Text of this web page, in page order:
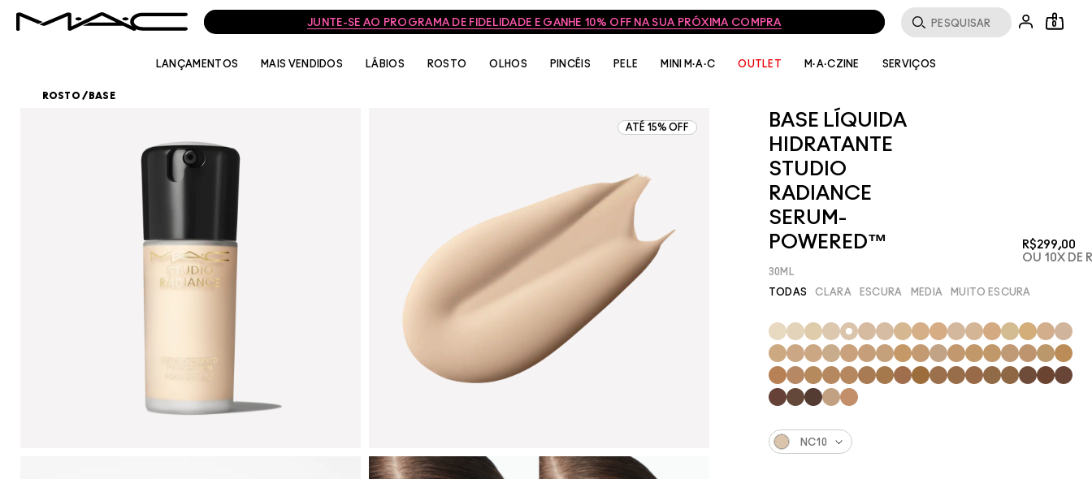
JUNTE-SE AO PROGRAMA DE FIDELIDADE E GANHE 10% OFF NA SUA PRÓXIMA COMPRA 0
LANÇAMENTOS MAIS VENDIDOS LÁBIOS ROSTO OLHOS PINCÉIS PELE MINI M·A·C OUTLET M·A·CZINE SERVIÇOS
ROSTO / BASE
ATÉ 15% OFF
BASE LÍQUIDA
HIDRATANTE
STUDIO
RADIANCE
SERUM-
POWERED™
R$299,00
OU 10X DE
30ML
TODAS CLARA ESCURA MEDIA MUITO ESCURA
NC10